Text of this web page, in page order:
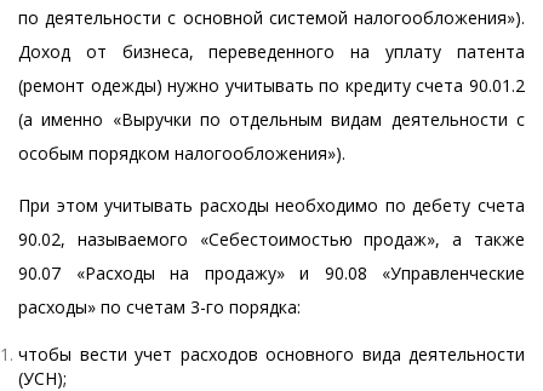
по деятельности с основной системой налогообложения»).
Доход от бизнеса, переведенного на уплату патента
(ремонт одежды) нужно учитывать по кредиту счета 90.01.2
(а именно «Выручки по отдельным видам деятельности с
особым порядком налогообложения»).
При этом учитывать расходы необходимо по дебету счета
90.02, называемого «Себестоимостью продаж», а также
90.07 «Расходы на продажу» и 90.08 «Управленческие
расходы» по счетам 3-го порядка:
чтобы вести учет расходов основного вида деятельности
(УСН);